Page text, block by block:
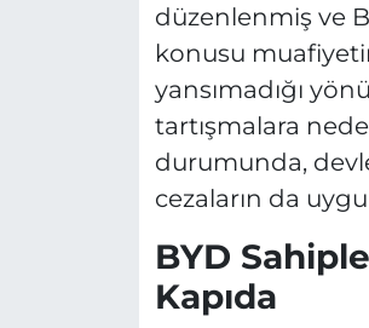
düzenlenmiş ve
konusu
yansımadığı
tartışmalara
durumunda,
cezaların da
BYD
Kapıda